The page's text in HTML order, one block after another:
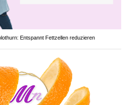
Entspannt Fettzellen reduzieren